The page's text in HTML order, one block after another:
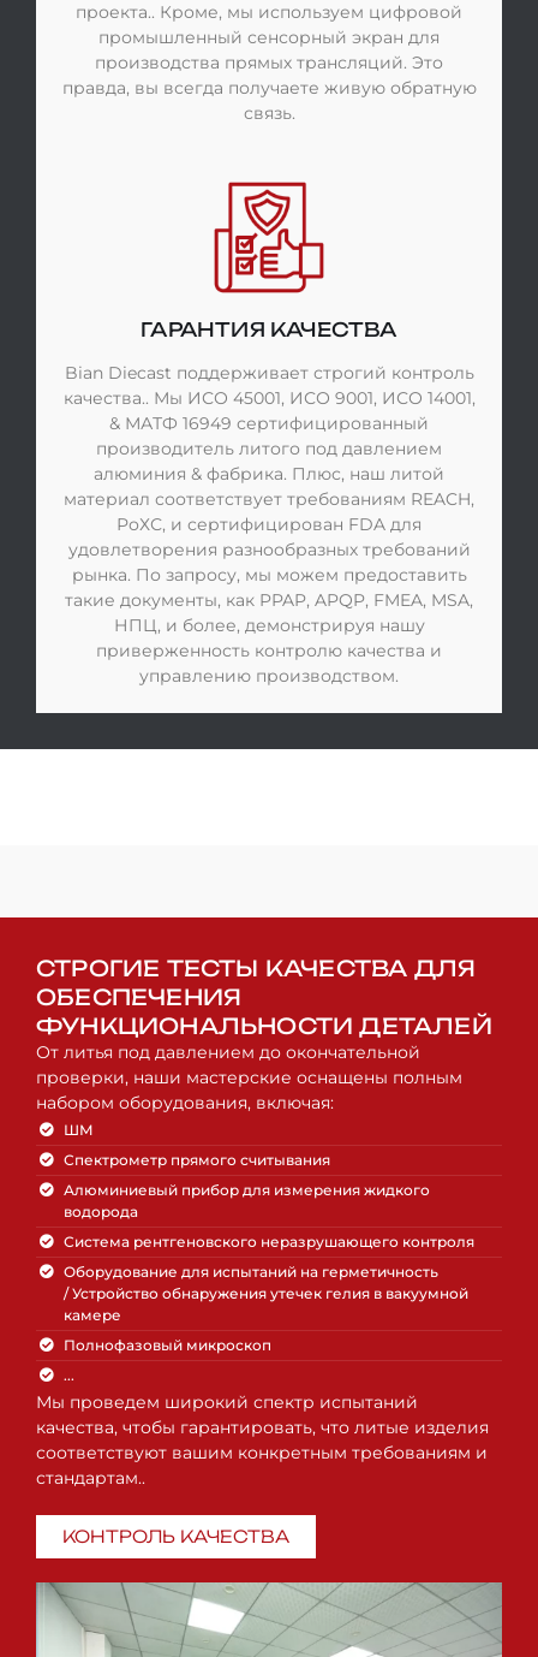
проекта.. Кроме, мы используем цифровой
промышленный сенсорный экран для
производства прямых трансляций. Это
правда, вы всегда получаете живую обратную
связь.
ГАРАНТИЯ КАЧЕСТВА
Bian Diecast поддерживает строгий контроль
качества.. Мы ИСО 45001, ИСО 9001, ИСО 14001,
& МАТФ 16949 сертифицированный
производитель литого под давлением
алюминия & фабрика. Плюс, наш литой
материал соответствует требованиям REACH,
РоХС, и сертифицирован FDA для
удовлетворения разнообразных требований
рынка. По запросу, мы можем предоставить
такие документы, как PPAP, APQP, FMEA, MSA,
НПЦ, и более, демонстрируя нашу
приверженность контролю качества и
управлению производством.
СТРОГИЕ ТЕСТЫ КАЧЕСТВА ДЛЯ
ОБЕСПЕЧЕНИЯ
ФУНКЦИОНАЛЬНОСТИ ДЕТАЛЕЙ
От литья под давлением до окончательной
проверки, наши мастерские оснащены полным
набором оборудования, включая:
ШМ
Спектрометр прямого считывания
Алюминиевый прибор для измерения жидкого
водорода
Система рентгеновского неразрушающего контроля
Оборудование для испытаний на герметичность
/ Устройство обнаружения утечек гелия в вакуумной
камере
Полнофазовый микроскоп
...
Мы проведем широкий спектр испытаний
качества, чтобы гарантировать, что литые изделия
соответствуют вашим конкретным требованиям и
стандартам..
КОНТРОЛЬ КАЧЕСТВА